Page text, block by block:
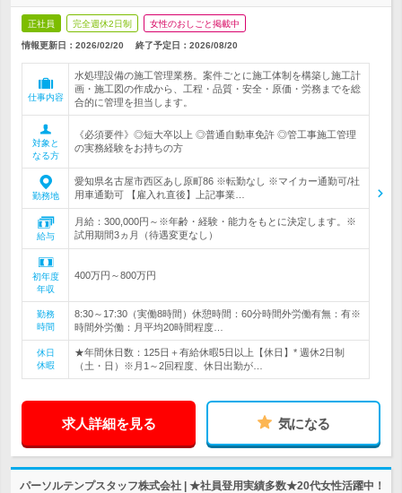
正社員 完全週休2日制 女性のおしごと掲載中
情報更新日：2026/02/20 終了予定日： 2026/08/20
仕事内容
水処理設備の施工管理業務。案件ごとに施工体制を構築し施工計
画・施工図の作成から、工程・品質・安全・原価・労務までを総
合的に管理を担当します。
対象と
なる方
《必須要件》◎短大卒以上 ◎普通自動車免許 ◎管工事施工管理
の実務経験をお持ちの方
勤務地
愛知県名古屋市西区あし原町86 ※転勤なし ※マイカー通勤可/社
用車通勤可 【雇入れ直後】上記事業…
給与
月給：300,000円～※年齢・経験・能力をもとに決定します。※
試用期間3ヵ月（待遇変更なし）
初年度
年収
400万円～800万円
勤務
時間
8:30～17:30（実働8時間）休憩時間：60分時間外労働有無：有※
時間外労働：月平均20時間程度…
休日
休暇
★年間休日数：125日＋有給休暇5日以上【休日】* 週休2日制
（土・日）※月1～2回程度、休日出勤が…
求人詳細を見る 気になる
パーソルテンプスタッフ株式会社 | ★社員登用実績多数★20代女性活躍中！